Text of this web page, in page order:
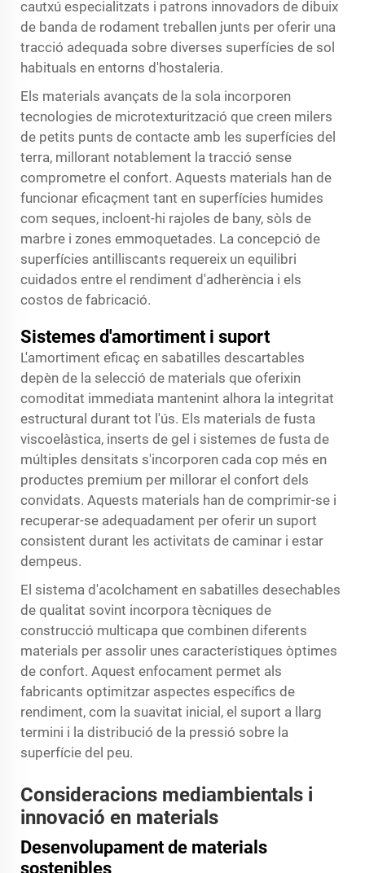
cautxú especialitzats i patrons innovadors de dibuix
de banda de rodament treballen junts per oferir una
tracció adequada sobre diverses superfícies de sol
habituals en entorns d'hostaleria.
Els materials avançats de la sola incorporen
tecnologies de microtexturització que creen milers
de petits punts de contacte amb les superfícies del
terra, millorant notablement la tracció sense
comprometre el confort. Aquests materials han de
funcionar eficaçment tant en superfícies humides
com seques, incloent-hi rajoles de bany, sòls de
marbre i zones emmoquetades. La concepció de
superfícies antilliscants requereix un equilibri
cuidados entre el rendiment d'adherència i els
costos de fabricació.
Sistemes d'amortiment i suport
L'amortiment eficaç en sabatilles descartables
depèn de la selecció de materials que oferixin
comoditat immediata mantenint alhora la integritat
estructural durant tot l'ús. Els materials de fusta
viscoelàstica, inserts de gel i sistemes de fusta de
múltiples densitats s'incorporen cada cop més en
productes premium per millorar el confort dels
convidats. Aquests materials han de comprimir-se i
recuperar-se adequadament per oferir un suport
consistent durant les activitats de caminar i estar
dempeus.
El sistema d'acolchament en sabatilles desechables
de qualitat sovint incorpora tècniques de
construcció multicapa que combinen diferents
materials per assolir unes característiques òptimes
de confort. Aquest enfocament permet als
fabricants optimitzar aspectes específics de
rendiment, com la suavitat inicial, el suport a llarg
termini i la distribució de la pressió sobre la
superfície del peu.
Consideracions mediambientals i
innovació en materials
Desenvolupament de materials
sostenibles